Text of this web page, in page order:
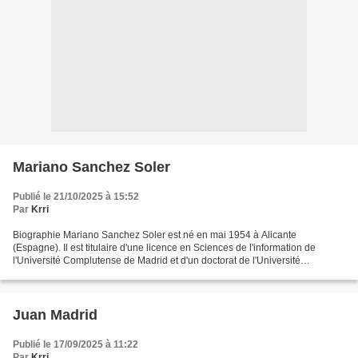
Mariano Sanchez Soler
Publié le 21/10/2025 à 15:52
Par Krri
Biographie Mariano Sanchez Soler est né en mai 1954 à Alicante
(Espagne). Il est titulaire d'une licence en Sciences de l'information de
l'Université Complutense de Madrid et d'un doctorat de l'Université
Juan Madrid
Publié le 17/09/2025 à 11:22